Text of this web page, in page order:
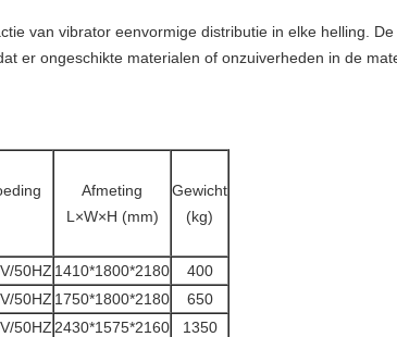
van vibrator eenvormige distributie in elke helling. De
er ongeschikte materialen of onzuiverheden in de
Afmeting
L×W×H (mm)
Gewicht
(kg)
50HZ 1410*1800*2180
400
50HZ 1750*1800*2180
650
50HZ 2430*1575*2160
1350